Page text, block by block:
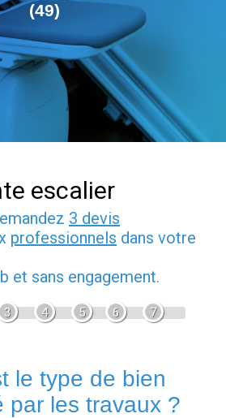
(49)
escalier
3 devis
professionnels dans votre
et sans engagement.
3 4 5 6 7
le type de bien
par les travaux ?